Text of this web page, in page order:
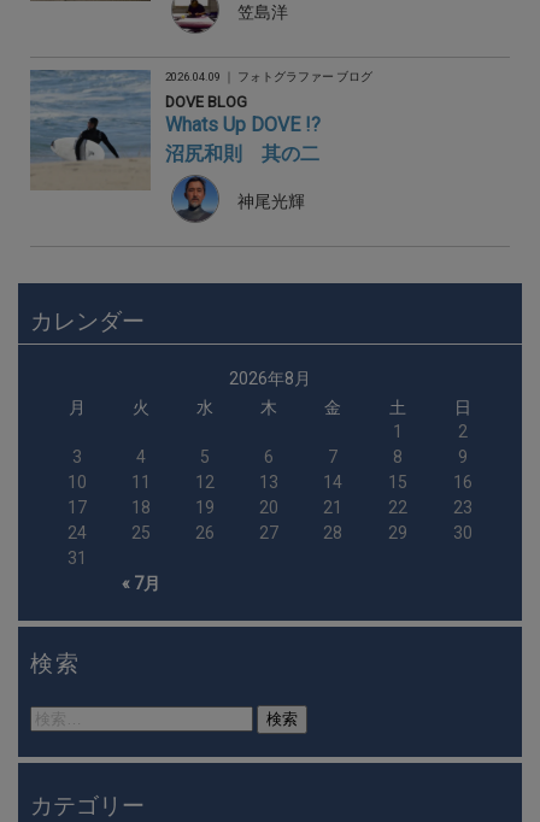
笠島洋
2026.04.09 ｜ フォトグラファー ブログ
DOVE BLOG
Whats Up DOVE !?
沼尻和則 其の二
神尾光輝
カレンダー
2026年8月
月
火 水 木 金 土 日
« 7月
1
2
3
4 5 6 7 8
9
10
11 12 13 14 15
16
17
18 19 20 21 22
23
24
25 26 27 28 29
30
31
検索
検
索:
カテゴリー